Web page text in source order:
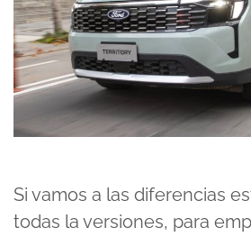
Si vamos a las diferencias
todas la versiones, para